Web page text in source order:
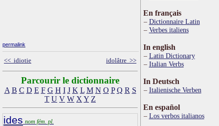
permalink
<< idiotie idolâtre >>
Parcourir le dictionnaire
A B C D E F G H I J K L M N O P Q R S
T U V W X Y Z
ides nom fém. pl.
En français
Dictionnaire Latin
Verbes italiens
In english
Latin Dictionary
Italian Verbs
In Deutsch
Italienische Verben
En español
Los verbos italianos